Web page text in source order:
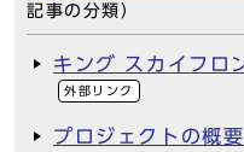
記事の分類）
キング スカイフロ
外部リンク
プロジェクトの概要